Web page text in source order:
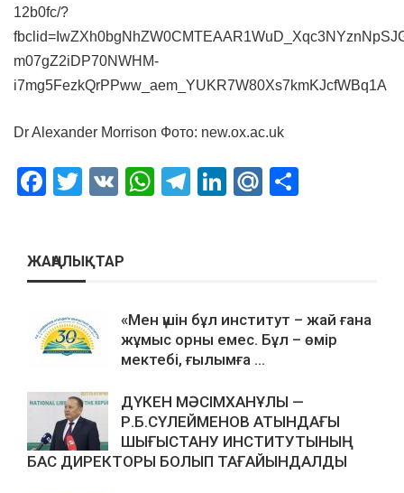
12b0fc/?
m07gZ2iDP70NWHM-
i7mg5FezkQrPPww_aem_YUKR7W80Xs7kmKJcfWBq1A
Dr Alexander Morrison Фото: new.ox.ac.uk
Facebook
Twitter
VK WhatsApp
Telegram
LinkedIn
Mail.Ru
ЖАҢАЛЫҚТАР
«Мен үшін бұл институт – жай ғана
жұмыс орны емес. Бұл – өмір
мектебі, ғылымға ...
ДҮКЕН МӘСІМХАНҰЛЫ —
Р.Б.СҮЛЕЙМЕНОВ АТЫНДАҒЫ
ШЫҒЫСТАНУ ИНСТИТУТЫНЫҢ
БАС ДИРЕКТОРЫ БОЛЫП ТАҒАЙЫНДАЛДЫ